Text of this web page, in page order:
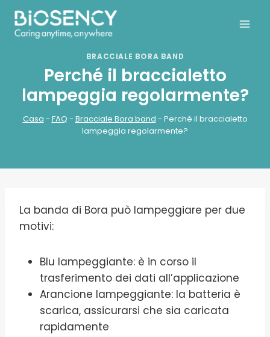
Salta
contenuto
BRACCIALE BORA BAND
Perché il braccialetto
lampeggia regolarmente?
Casa - FAQ - Bracciale Bora band - Perché il braccialetto
lampeggia regolarmente?
La banda di Bora può lampeggiare per due
motivi:
Blu lampeggiante: è in corso il
trasferimento dei dati all’applicazione
Arancione lampeggiante: la batteria è
scarica, assicurarsi che sia caricata
rapidamente